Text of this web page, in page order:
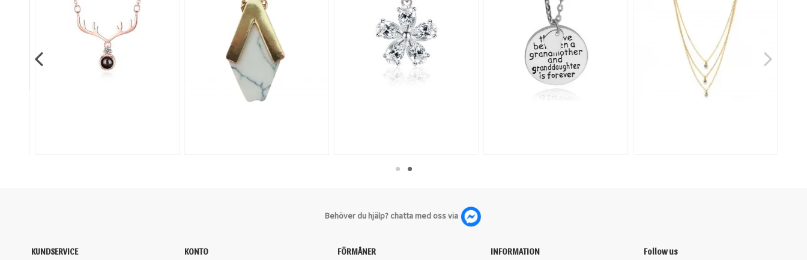
Behöver du hjälp? chatta med oss via
KUNDSERVICE KONTO FÖRMÅNER INFORMATION Follow us